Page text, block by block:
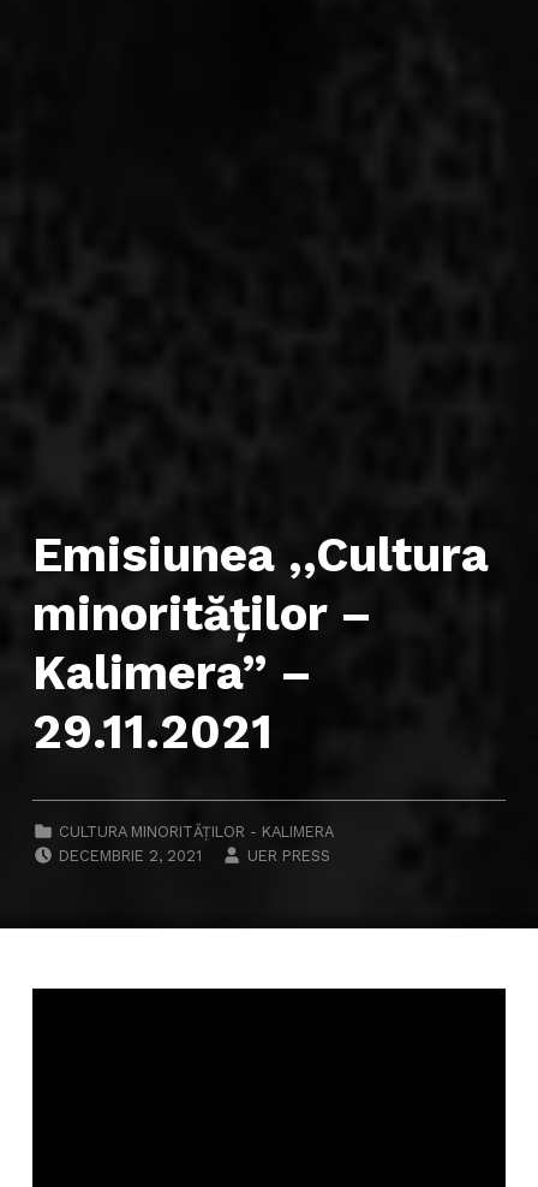
Emisiunea ,,Cultura
minorităților –
Kalimera” –
29.11.2021
CATEGORIZED IN:
CULTURA MINORITĂȚILOR - KALIMERA
DECEMBRIE 2, 2021 UER PRESS